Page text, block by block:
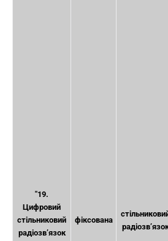
"19.
Цифровий
стільниковий
радіозв’язок
фіксована